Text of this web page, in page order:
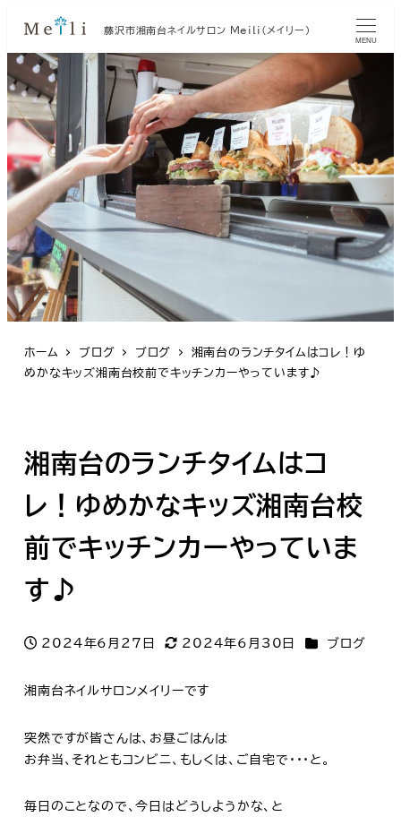
藤沢市湘南台ネイルサロン Meili（メイリー）
MENU
ホーム ブログ ブログ
湘南台のランチタイムはコレ！ゆ
めかなキッズ湘南台校前でキッチンカーやっています♪
湘南台のランチタイムはコ
レ！ゆめかなキッズ湘南台校
前でキッチンカーやっていま
す♪
投稿日
2024年6月27日
更新日
2024年6月30日 カテゴリー
ブログ
湘南台ネイルサロンメイリーです
突然ですが皆さんは、お昼ごはんは
お弁当、それともコンビニ、もしくは、ご自宅で・・・と。
毎日のことなので、今日はどうしようかな、と